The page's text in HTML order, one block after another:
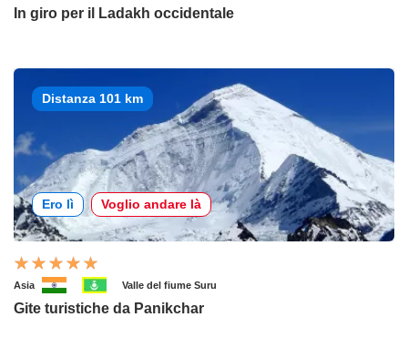
In giro per il Ladakh occidentale
Distanza 101 km
Ero lì Voglio andare là
Asia Valle del fiume Suru
Gite turistiche da Panikchar